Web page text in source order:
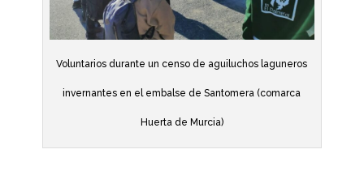
Voluntarios durante un censo de aguiluchos laguneros
invernantes en el embalse de Santomera (comarca
Huerta de Murcia)